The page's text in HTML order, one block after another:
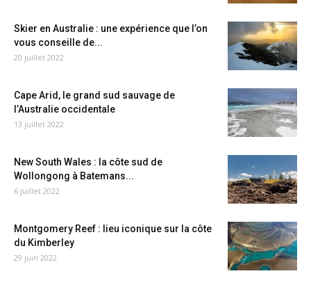
Skier en Australie : une expérience que l’on
vous conseille de...
20 juillet 2022
Cape Arid, le grand sud sauvage de
l’Australie occidentale
13 juillet 2022
New South Wales : la côte sud de
Wollongong à Batemans...
6 juillet 2022
Montgomery Reef : lieu iconique sur la côte
du Kimberley
29 juin 2022